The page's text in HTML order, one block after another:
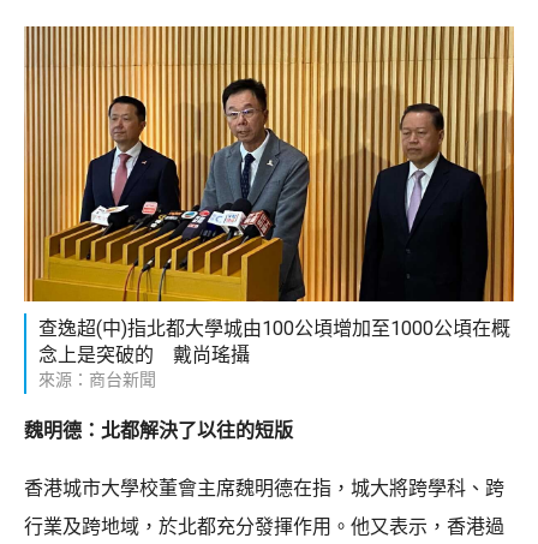
查逸超(中)指北都大學城由100公頃增加至1000公頃在概
念上是突破的 戴尚瑤攝
來源：商台新聞
魏明德：北都解決了以往的短版
香港城市大學校董會主席魏明德在指，城大將跨學科、跨
行業及跨地域，於北都充分發揮作用。他又表示，香港過